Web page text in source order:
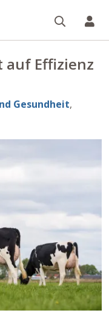
auf Effizienz
Gesundheit,